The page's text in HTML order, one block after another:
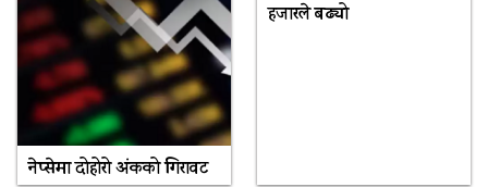
नेप्सेमा दोहोरो अंकको गिरावट
हजारले बढ्यो